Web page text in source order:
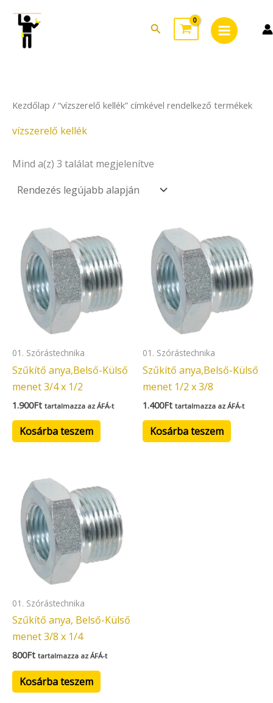
content
Search
Menu
Kezdőlap / “vízszerelő kellék” címkével rendelkező termékek
vízszerelő kellék
Mind a(z) 3 találat megjelenítve
latest
01. Szórástechnika
Szűkítő anya,Belső-Külső
menet 3/4 x 1/2
1.900Ft tartalmazza az ÁFÁ-t
Kosárba teszem
01. Szórástechnika
Szűkítő anya,Belső-Külső
menet 1/2 x 3/8
1.400Ft tartalmazza az ÁFÁ-t
Kosárba teszem
01. Szórástechnika
Szűkítő anya, Belső-Külső
menet 3/8 x 1/4
800Ft tartalmazza az ÁFÁ-t
Kosárba teszem